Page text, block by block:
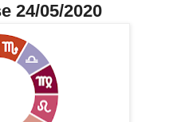
24/05/2020